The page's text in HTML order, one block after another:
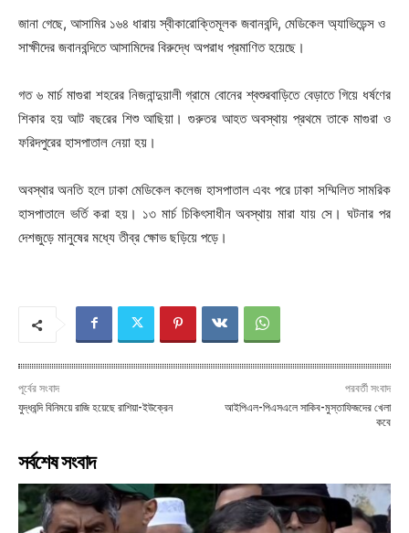
জানা গেছে, আসামির ১৬৪ ধারায় স্বীকারোক্তিমূলক জবানবন্দি, মেডিকেল অ্যাভিডেন্স ও
সাক্ষীদের জবানবন্দিতে আসামিদের বিরুদ্ধে অপরাধ প্রমাণিত হয়েছে।
গত ৬ মার্চ মাগুরা শহরের নিজনান্দুয়ালী গ্রামে বোনের শ্বশুরবাড়িতে বেড়াতে গিয়ে ধর্ষণের
শিকার হয় আট বছরের শিশু আছিয়া। গুরুতর আহত অবস্থায় প্রথমে তাকে মাগুরা ও
ফরিদপুরের হাসপাতাল নেয়া হয়।
অবস্থার অনতি হলে ঢাকা মেডিকেল কলেজ হাসপাতাল এবং পরে ঢাকা সম্মিলিত সামরিক
হাসপাতালে ভর্তি করা হয়। ১৩ মার্চ চিকিৎসাধীন অবস্থায় মারা যায় সে। ঘটনার পর
দেশজুড়ে মানুষের মধ্যে তীব্র ক্ষোভ ছড়িয়ে পড়ে।
পূর্বের সংবাদ
যুদ্ধবন্দি বিনিময়ে রাজি হয়েছে রাশিয়া-ইউক্রেন
পরবর্তী সংবাদ
আইপিএল-পিএসএলে সাকিব-মুস্তাফিজদের খেলা
কবে
সর্বশেষ সংবাদ